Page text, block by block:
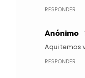
RESPONDER
Anónimo
Aqui temos
RESPONDER